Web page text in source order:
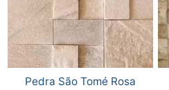
Pedra São Tomé Rosa